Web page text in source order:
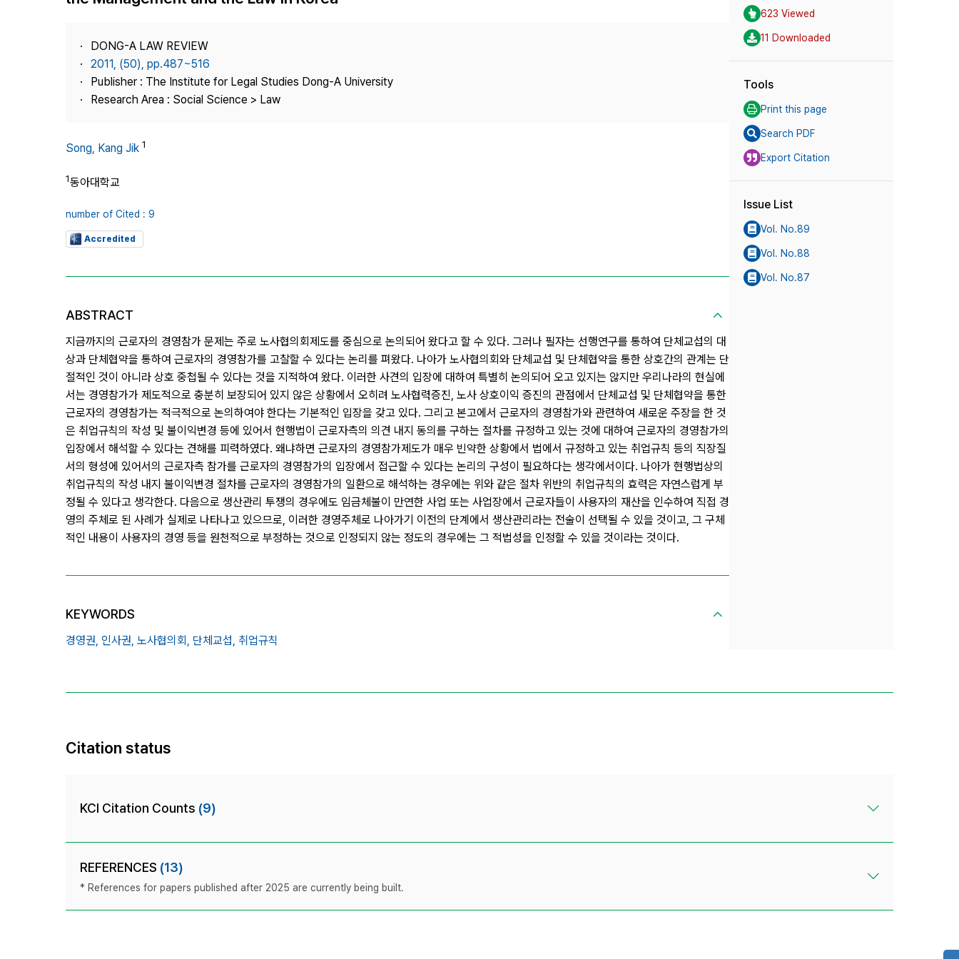
Best Practice
Publisher
Contact Us
Copyright
DONG-A LAW REVIEW
2011, (50), pp.487~516
Publisher : The Institute for Legal Studies Dong-A University
Research Area : Social Science > Law
Song, Kang Jik 1
1동아대학교
number of Cited : 9
Accredited
ABSTRACT
지금까지의 근로자의 경영참가 문제는 주로 노사협의회제도를 중심으로 논의되어 왔다고 할 수 있다. 그러나 필자는 선행연구를 통하여 단체교섭의 대
상과 단체협약을 통하여 근로자의 경영참가를 고찰할 수 있다는 논리를 펴왔다. 나아가 노사협의회와 단체교섭 및 단체협약을 통한 상호간의 관계는 단
절적인 것이 아니라 상호 중첩될 수 있다는 것을 지적하여 왔다. 이러한 사견의 입장에 대하여 특별히 논의되어 오고 있지는 않지만 우리나라의 현실에
서는 경영참가가 제도적으로 충분히 보장되어 있지 않은 상황에서 오히려 노사협력증진, 노사 상호이익 증진의 관점에서 단체교섭 및 단체협약을 통한
근로자의 경영참가는 적극적으로 논의하여야 한다는 기본적인 입장을 갖고 있다. 그리고 본고에서 근로자의 경영참가와 관련하여 새로운 주장을 한 것
은 취업규칙의 작성 및 불이익변경 등에 있어서 현행법이 근로자측의 의견 내지 동의를 구하는 절차를 규정하고 있는 것에 대하여 근로자의 경영참가의
입장에서 해석할 수 있다는 견해를 피력하였다. 왜냐하면 근로자의 경영참가제도가 매우 빈약한 상황에서 법에서 규정하고 있는 취업규칙 등의 직장질
서의 형성에 있어서의 근로자측 참가를 근로자의 경영참가의 입장에서 접근할 수 있다는 논리의 구성이 필요하다는 생각에서이다. 나아가 현행법상의
취업규칙의 작성 내지 불이익변경 절차를 근로자의 경영참가의 일환으로 해석하는 경우에는 위와 같은 절차 위반의 취업규칙의 효력은 자연스럽게 부
정될 수 있다고 생각한다. 다음으로 생산관리 투쟁의 경우에도 임금체불이 만연한 사업 또는 사업장에서 근로자들이 사용자의 재산을 인수하여 직접 경
영의 주체로 된 사례가 실제로 나타나고 있으므로, 이러한 경영주체로 나아가기 이전의 단계에서 생산관리라는 전술이 선택될 수 있을 것이고, 그 구체
적인 내용이 사용자의 경영 등을 원천적으로 부정하는 것으로 인정되지 않는 정도의 경우에는 그 적법성을 인정할 수 있을 것이라는 것이다.
KEYWORDS
경영권, 인사권, 노사협의회, 단체교섭, 취업규칙
623 Viewed
11 Downloaded
Tools
Print this page
Search PDF
Export Citation
Issue List
Vol. No.89
Vol. No.88
Vol. No.87
Citation status
KCI Citation Counts (9)
REFERENCES (13)
* References for papers published after 2025 are currently being built.